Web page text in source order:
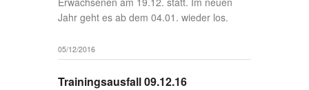
Jahr geht es ab dem 04.01. wieder los.
05/12/2016
Trainingsausfall 09.12.16